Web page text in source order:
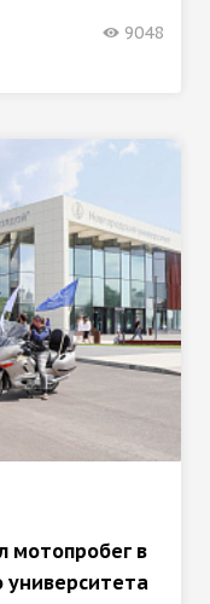
9048
мотопробег в
университета